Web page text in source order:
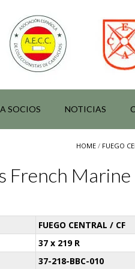
SOCIOS NOTICIAS
HOME / FUEGO
French
FUEGO CENTRAL / CF
37 x 219 R
37-218-BBC-010